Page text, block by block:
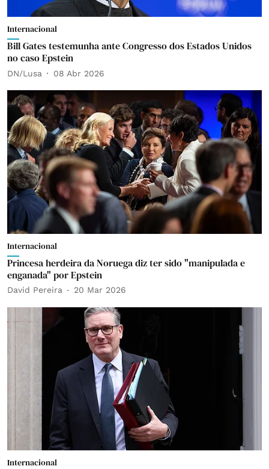
Internacional
Bill Gates testemunha ante Congresso dos Estados Unidos
no caso Epstein
DN/Lusa 08 Abr 2026
Internacional
Princesa herdeira da Noruega diz ter sido "manipulada e
enganada" por Epstein
David Pereira 20 Mar 2026
Internacional